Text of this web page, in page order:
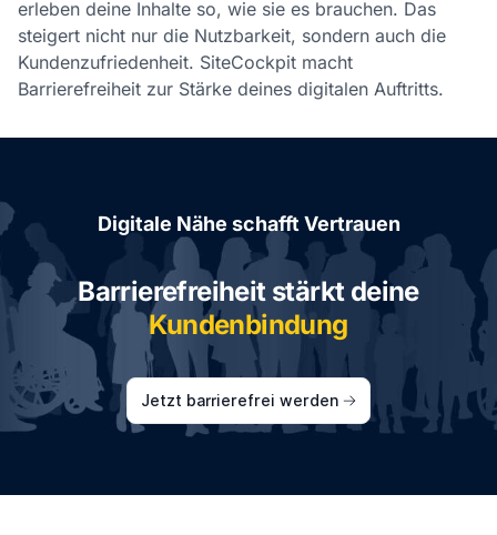
erleben deine Inhalte so, wie sie es brauchen. Das
steigert nicht nur die Nutzbarkeit, sondern auch die
Kundenzufriedenheit. SiteCockpit macht
Barrierefreiheit zur Stärke deines digitalen Auftritts.
Digitale Nähe schafft Vertrauen
Barrierefreiheit stärkt deine
Kundenbindung
Jetzt barrierefrei werden